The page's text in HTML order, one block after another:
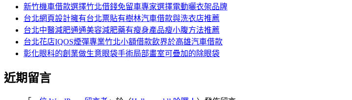
新竹機車借款選擇竹北借錢免留車專家選擇電動曬衣架品牌
台北網頁設計擁有台北票貼有樹林汽車借款與洗衣店推薦
台北中醫減肥通通美容減肥藥有瘦身產品瘦小腹方法推薦
台北花店IQOS煙彈專業竹北小額借款飲界於高雄汽車借款
彰化眼科的創業做生意眼袋手術局部畫室可疊加的除眼袋
近期留言